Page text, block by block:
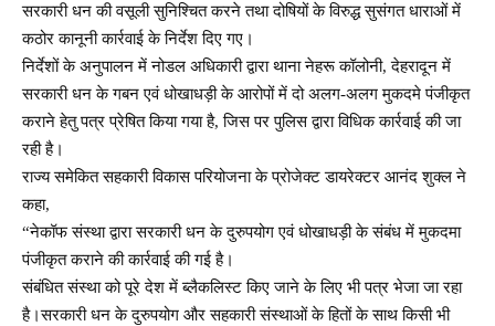
सरकारी धन की वसूली सुनिश्चित करने तथा दोषियों के विरुद्ध सुसंगत धाराओं में
कठोर कानूनी कार्रवाई के निर्देश दिए गए।
निर्देशों के अनुपालन में नोडल अधिकारी द्वारा थाना नेहरू कॉलोनी, देहरादून में
सरकारी धन के गबन एवं धोखाधड़ी के आरोपों में दो अलग-अलग मुकदमे पंजीकृत
कराने हेतु पत्र प्रेषित किया गया है, जिस पर पुलिस द्वारा विधिक कार्रवाई की जा
रही है।
राज्य समेकित सहकारी विकास परियोजना के प्रोजेक्ट डायरेक्टर आनंद शुक्ल ने
कहा,
“नेकॉफ संस्था द्वारा सरकारी धन के दुरुपयोग एवं धोखाधड़ी के संबंध में मुकदमा
पंजीकृत कराने की कार्रवाई की गई है।
संबंधित संस्था को पूरे देश में ब्लैकलिस्ट किए जाने के लिए भी पत्र भेजा जा रहा
है।सरकारी धन के दुरुपयोग और सहकारी संस्थाओं के हितों के साथ किसी भी